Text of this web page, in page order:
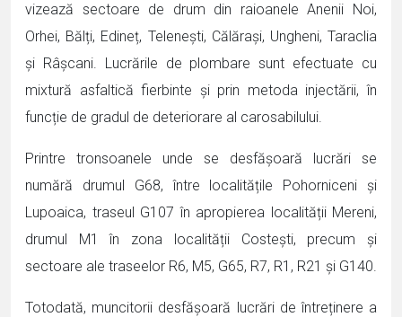
vizează sectoare de drum din raioanele Anenii Noi,
Orhei, Bălți, Edineț, Telenești, Călărași, Ungheni, Taraclia
și Râșcani. Lucrările de plombare sunt efectuate cu
mixtură asfaltică fierbinte și prin metoda injectării, în
funcție de gradul de deteriorare al carosabilului.
Printre tronsoanele unde se desfășoară lucrări se
numără drumul G68, între localitățile Pohorniceni și
Lupoaica, traseul G107 în apropierea localității Mereni,
drumul M1 în zona localității Costești, precum și
sectoare ale traseelor R6, M5, G65, R7, R1, R21 și G140.
Totodată, muncitorii desfășoară lucrări de întreținere a